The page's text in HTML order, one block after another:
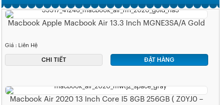
Macbook Apple Macbook Air 13.3 Inch MGNE3SA/A Gold
Giá : Liên Hệ
CHI TIẾT ĐẶT HÀNG
Macbook Air 2020 13 Inch Core I5 8GB 256GB ( Z0YJ0 –